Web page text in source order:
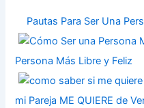
Pautas Para Ser Una
Persona Más Libre y Feliz
mi Pareja ME QUIERE de